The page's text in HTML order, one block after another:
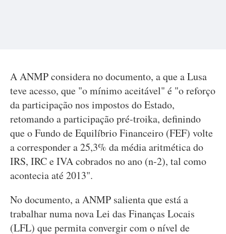
A ANMP considera no documento, a que a Lusa
teve acesso, que "o mínimo aceitável" é "o reforço
da participação nos impostos do Estado,
retomando a participação pré-troika, definindo
que o Fundo de Equilíbrio Financeiro (FEF) volte
a corresponder a 25,3% da média aritmética do
IRS, IRC e IVA cobrados no ano (n-2), tal como
acontecia até 2013".
No documento, a ANMP salienta que está a
trabalhar numa nova Lei das Finanças Locais
(LFL) que permita convergir com o nível de